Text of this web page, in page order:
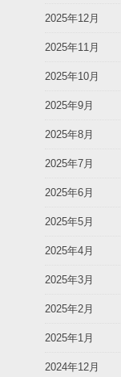
2025年12月
2025年11月
2025年10月
2025年9月
2025年8月
2025年7月
2025年6月
2025年5月
2025年4月
2025年3月
2025年2月
2025年1月
2024年12月